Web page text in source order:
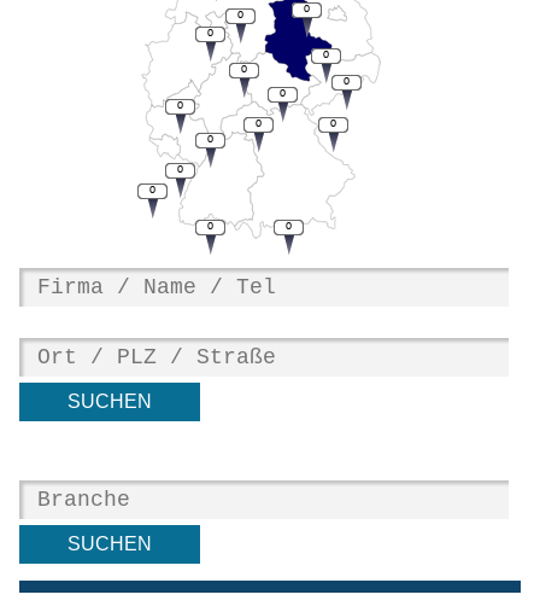
0
0
0
0
0
0
0
0
0
0
0
0
0
0
0